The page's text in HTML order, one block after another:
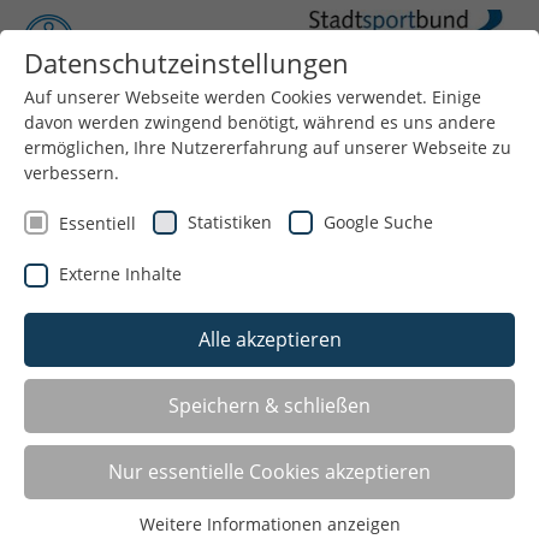
Menü
WIR ÜBER UNS
Der Stadtsportbund Düsseldorf e.V. – kurz SSB
genannt – ist der Dachverband der eingetragenen
Sportvereine der Stadt Düsseldorf und als
Datenschutzeinstellungen
Auf unserer Webseite werden Cookies verwendet. Einige
davon werden zwingend benötigt, während es uns andere
ermöglichen, Ihre Nutzererfahrung auf unserer Webseite zu
verbessern.
Essentiell Statistiken Google Suche
Externe Inhalte
Alle akzeptieren
Speichern & schließen
Nur essentielle Cookies akzeptieren
Weitere Informationen anzeigen